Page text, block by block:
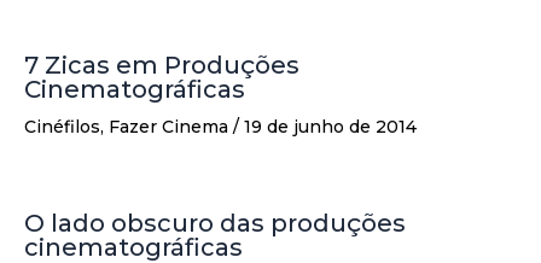
7 Zicas em Produções
Cinematográficas
Cinéfilos, Fazer Cinema / 19 de junho de 2014
O lado obscuro das produções
cinematográficas